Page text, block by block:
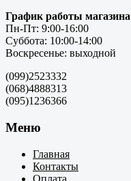
График работы магазина
Пн-Пт: 9:00-16:00
Суббота: 10:00-14:00
Воскресенье: выходной
(099)2523332
(068)4888313
(095)1236366
Меню
Главная
Контакты
Оплата